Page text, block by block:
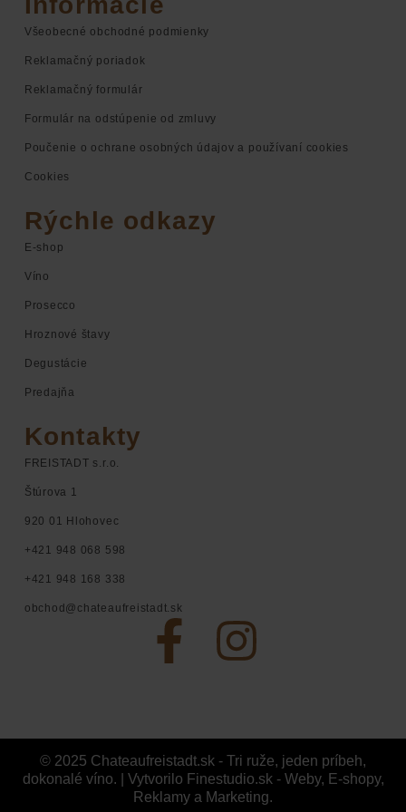
Všeobecné obchodné podmienky
Reklamačný poriadok
Reklamačný formulár
Formulár na odstúpenie od zmluvy
Poučenie o ochrane osobných údajov a používaní cookies
Cookies
Rýchle odkazy
E-shop
Víno
Prosecco
Hroznové štavy
Degustácie
Predajňa
Kontakty
FREISTADT s.r.o.
Štúrova 1
920 01 Hlohovec
+421 948 068 598
+421 948 168 338
obchod@chateaufreistadt.sk
© 2025 Chateaufreistadt.sk - Tri ruže, jeden príbeh,
dokonalé víno.
Vytvorilo Finestudio.sk - Weby, E-shopy,
Reklamy a Marketing.